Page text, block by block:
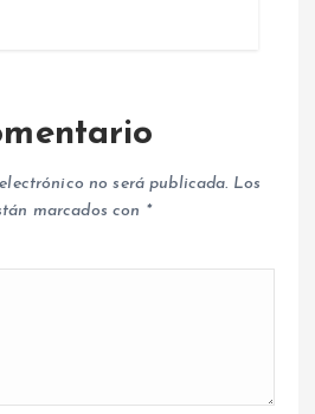
no será publicada. Los
marcados con *